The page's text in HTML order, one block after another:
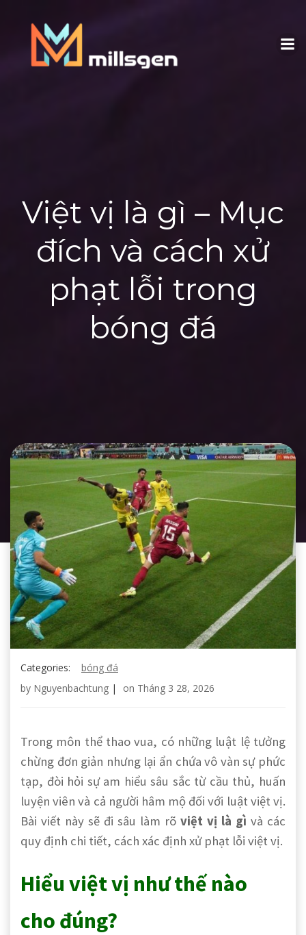
Việt vị là gì – Mục
đích và cách xử
phạt lỗi trong
bóng đá
Categories:
bóng đá
by Nguyenbachtung | on Tháng 3 28, 2026
Trong môn thể thao vua, có những luật lệ tưởng
chừng đơn giản nhưng lại ẩn chứa vô vàn sự phức
tạp, đòi hỏi sự am hiểu sâu sắc từ cầu thủ, huấn
luyện viên và cả người hâm mộ đối với luật việt vị.
Bài viết này sẽ đi sâu làm rõ việt vị là gì và các
quy định chi tiết, cách xác định xử phạt lỗi việt vị.
Hiểu việt vị như thế nào
cho đúng?